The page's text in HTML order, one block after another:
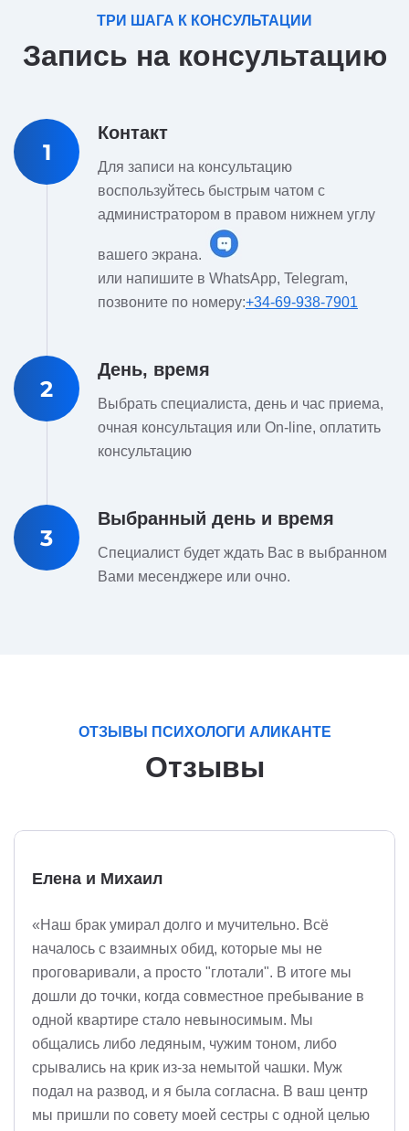
ТРИ ШАГА К КОНСУЛЬТАЦИИ
Запись на консультацию
1
Контакт
Для записи на консультацию
воспользуйтесь быстрым чатом с
администратором в правом нижнем углу
вашего экрана.
или напишите в WhatsApp, Telegram,
позвоните по номеру:+34-69-938-7901
2
День, время
Выбрать специалиста, день и час приема,
очная консультация или On-line, оплатить
консультацию
3
Выбранный день и время
Специалист будет ждать Вас в выбранном
Вами месенджере или очно.
ОТЗЫВЫ ПСИХОЛОГИ АЛИКАНТЕ
Отзывы
Елена и Михаил
«Наш брак умирал долго и мучительно. Всё
началось с взаимных обид, которые мы не
проговаривали, а просто "глотали". В итоге мы
дошли до точки, когда совместное пребывание в
одной квартире стало невыносимым. Мы
общались либо ледяным, чужим тоном, либо
срывались на крик из-за немытой чашки. Муж
подал на развод, и я была согласна. В ваш центр
мы пришли по совету моей сестры с одной целью